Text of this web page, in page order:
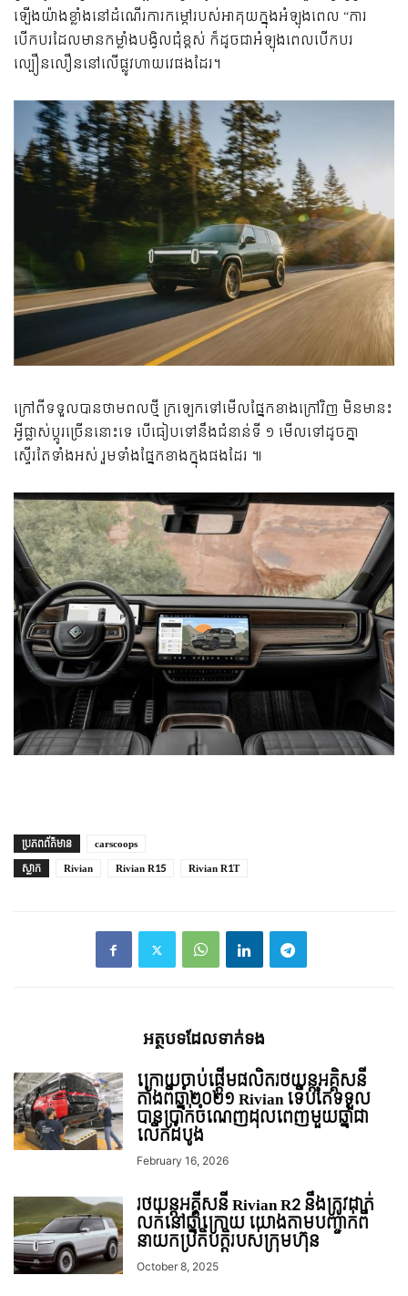
ឡើងយ៉ាងខ្លាំងនៅដំណើរការកម្ដៅរបស់អាគុយក្នុងអំឡុងពេល “ការ
បើកបរដែលមានកម្លាំងបង្វិលជុំខ្ពស់ ក៏ដូចជាអំឡុងពេលបើកបរ
ល្បឿនលឿននៅលើផ្លូវហាយវេផងដែរ។
ក្រៅពីទទួលបានថាមពលថ្មី ក្រឡេកទៅមើលផ្នែកខាងក្រៅវិញ មិនមានះ
អ្វីផ្លាស់ប្តូរច្រើននោះទេ បើធៀបទៅនឹងជំនាន់ទី ១ មើលទៅដូចគ្នា
ស្ទើរតែទាំងអស់ រួមទាំងផ្នែកខាងក្នុងផងដែរ ៕
ប្រភព​ព័ត៌មាន
carscoops
ស្លាក
Rivian Rivian R15 Rivian R1T
អត្ថបទ​ដែល​ទាក់ទង
ក្រោយចាប់ផ្ដើមផលិតរថយន្ដអគ្គិសនី
តាំងពីឆ្នាំ២០២១ Rivian ទើបតែទទួល
បានប្រាក់ចំណេញដុលពេញមួយឆ្នាំជា
លើកដំបូង
February 16, 2026
រថយន្ដអគ្គីសនី Rivian R2 នឹងត្រូវដាក់
លក់នៅឆ្នាំក្រោយ យោងតាមបញ្ជាក់ពី
នាយកប្រតិបត្តិរបស់ក្រុមហ៊ុន
October 8, 2025